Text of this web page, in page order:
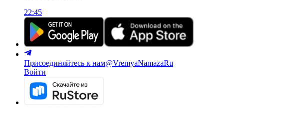
22:45
Присоединяйтесь к нам@VremyaNamazaRu
Войти